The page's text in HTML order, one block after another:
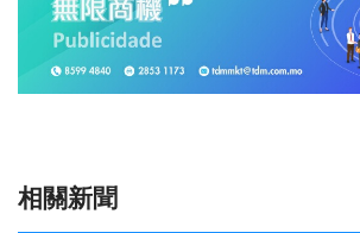
相關新聞